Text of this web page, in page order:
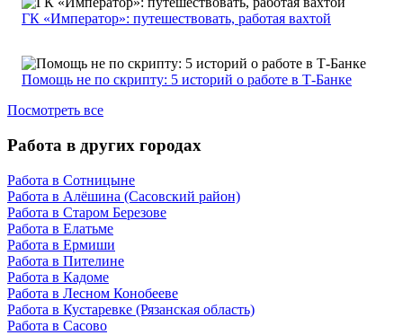
ГК «Император»: путешествовать, работая вахтой
Помощь не по скрипту: 5 историй о работе в Т-Банке
Посмотреть все
Работа в других городах
Работа в Сотницыне
Работа в Алёшина (Сасовский район)
Работа в Старом Березове
Работа в Елатьме
Работа в Ермиши
Работа в Пителине
Работа в Кадоме
Работа в Лесном Конобееве
Работа в Кустаревке (Рязанская область)
Работа в Сасово